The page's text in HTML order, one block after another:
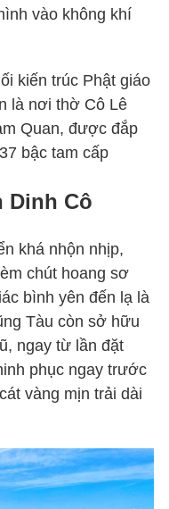
vào không khí
kiến trúc Phật giáo
là nơi thờ Cô Lê
Quan, được đắp
bậc tam cấp
Dinh Cô
khá nhộn nhịp,
chút hoang sơ
bình yên đến lạ là
Tàu còn sở hữu
ngay từ lần đặt
phục ngay trước
vàng mịn trải dài